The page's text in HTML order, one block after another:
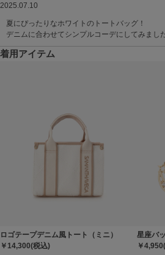
2025.07.10
夏にぴったりなホワイトのトートバッグ！
デニムに合わせてシンプルコーデにしてみまし
着用アイテム
ロゴテープデニム風トート（ミニ）
￥14,300(税込)
星座バ
￥